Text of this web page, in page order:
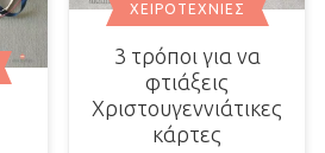
ΧΕΙΡΟΤΕΧΝΊΕΣ
3 τρόποι για να
φτιάξεις
Χριστουγεννιάτικες
κάρτες